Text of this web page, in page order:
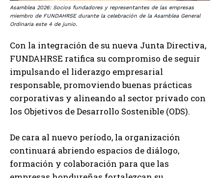
Asamblea 2026: Socios fundadores y representantes de las empresas
miembro de FUNDAHRSE durante la celebración de la Asamblea General
Ordinaria este 4 de junio.
Con la integración de su nueva Junta Directiva,
FUNDAHRSE ratifica su compromiso de seguir
impulsando el liderazgo empresarial
responsable, promoviendo buenas prácticas
corporativas y alineando al sector privado con
los Objetivos de Desarrollo Sostenible (ODS).
De cara al nuevo período, la organización
continuará abriendo espacios de diálogo,
formación y colaboración para que las